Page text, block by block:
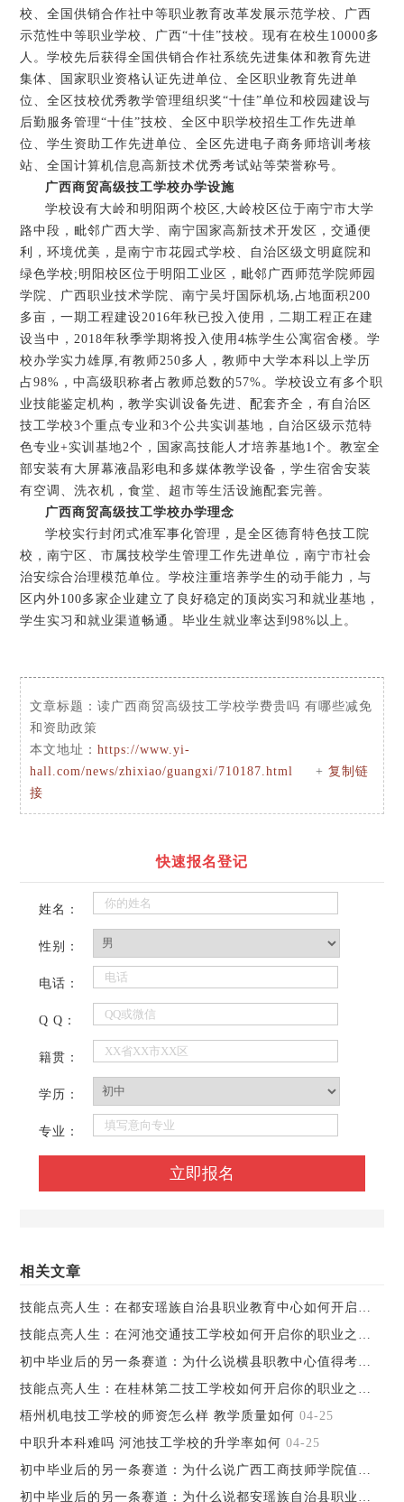
校、全国供销合作社中等职业教育改革发展示范学校、广西
示范性中等职业学校、广西“十佳”技校。现有在校生10000多
人。学校先后获得全国供销合作社系统先进集体和教育先进
集体、国家职业资格认证先进单位、全区职业教育先进单
位、全区技校优秀教学管理组织奖“十佳”单位和校园建设与
后勤服务管理“十佳”技校、全区中职学校招生工作先进单
位、学生资助工作先进单位、全区先进电子商务师培训考核
站、全国计算机信息高新技术优秀考试站等荣誉称号。
广西商贸高级技工学校办学设施
学校设有大岭和明阳两个校区,大岭校区位于南宁市大学
路中段，毗邻广西大学、南宁国家高新技术开发区，交通便
利，环境优美，是南宁市花园式学校、自治区级文明庭院和
绿色学校;明阳校区位于明阳工业区，毗邻广西师范学院师园
学院、广西职业技术学院、南宁吴圩国际机场,占地面积200
多亩，一期工程建设2016年秋已投入使用，二期工程正在建
设当中，2018年秋季学期将投入使用4栋学生公寓宿舍楼。学
校办学实力雄厚,有教师250多人，教师中大学本科以上学历
占98%，中高级职称者占教师总数的57%。学校设立有多个职
业技能鉴定机构，教学实训设备先进、配套齐全，有自治区
技工学校3个重点专业和3个公共实训基地，自治区级示范特
色专业+实训基地2个，国家高技能人才培养基地1个。教室全
部安装有大屏幕液晶彩电和多媒体教学设备，学生宿舍安装
有空调、洗衣机，食堂、超市等生活设施配套完善。
广西商贸高级技工学校办学理念
学校实行封闭式准军事化管理，是全区德育特色技工院
校，南宁区、市属技校学生管理工作先进单位，南宁市社会
治安综合治理模范单位。学校注重培养学生的动手能力，与
区内外100多家企业建立了良好稳定的顶岗实习和就业基地，
学生实习和就业渠道畅通。毕业生就业率达到98%以上。
文章标题：读广西商贸高级技工学校学费贵吗 有哪些减免
和资助政策
本文地址：https://www.yi-
hall.com/news/zhixiao/guangxi/710187.html
+复制链
接
快速报名登记
姓名：
性别：
电话：
Q Q：
籍贯：
学历：
专业：
相关文章
技能点亮人生：在都安瑶族自治县职业教育中心如何开启你的职业之路
技能点亮人生：在河池交通技工学校如何开启你的职业之路
初中毕业后的另一条赛道：为什么说横县职教中心值得考虑
技能点亮人生：在桂林第二技工学校如何开启你的职业之路
梧州机电技工学校的师资怎么样 教学质量如何 04-25
中职升本科难吗 河池技工学校的升学率如何 04-25
初中毕业后的另一条赛道：为什么说广西工商技师学院值得考虑
初中毕业后的另一条赛道：为什么说都安瑶族自治县职业教育中心值得考虑